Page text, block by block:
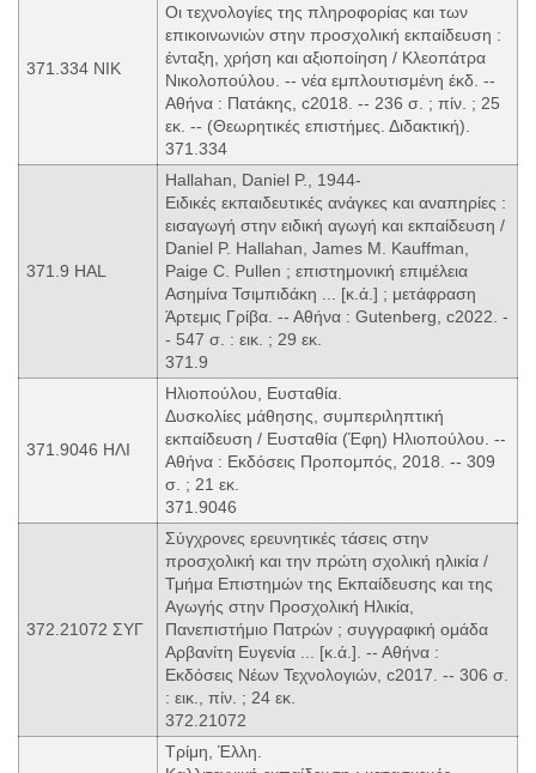
371.334 ΝΙΚ
Οι τεχνολογίες της πληροφορίας και των
επικοινωνιών στην προσχολική εκπαίδευση :
ένταξη, χρήση και αξιοποίηση / Κλεοπάτρα
Νικολοπούλου. -- νέα εμπλουτισμένη έκδ. --
Αθήνα : Πατάκης, c2018. -- 236 σ. ; πίν. ; 25
εκ. -- (Θεωρητικές επιστήμες. Διδακτική).
371.334
371.9 HAL
Hallahan, Daniel P., 1944-
Ειδικές εκπαιδευτικές ανάγκες και αναπηρίες :
εισαγωγή στην ειδική αγωγή και εκπαίδευση /
Daniel P. Hallahan, James M. Kauffman,
Paige C. Pullen ; επιστημονική επιμέλεια
Ασημίνα Τσιμπιδάκη ... [κ.ά.] ; μετάφραση
Άρτεμις Γρίβα. -- Αθήνα : Gutenberg, c2022. -
- 547 σ. : εικ. ; 29 εκ.
371.9
371.9046 ΗΛΙ
Ηλιοπούλου, Ευσταθία.
Δυσκολίες μάθησης, συμπεριληπτική
εκπαίδευση / Ευσταθία (Έφη) Ηλιοπούλου. --
Αθήνα : Εκδόσεις Προπομπός, 2018. -- 309
σ. ; 21 εκ.
371.9046
372.21072 ΣΥΓ
Σύγχρονες ερευνητικές τάσεις στην
προσχολική και την πρώτη σχολική ηλικία /
Τμήμα Επιστημών της Εκπαίδευσης και της
Αγωγής στην Προσχολική Ηλικία,
Πανεπιστήμιο Πατρών ; συγγραφική ομάδα
Αρβανίτη Ευγενία ... [κ.ά.]. -- Αθήνα :
Εκδόσεις Νέων Τεχνολογιών, c2017. -- 306 σ.
: εικ., πίν. ; 24 εκ.
372.21072
Τρίμη, Έλλη.